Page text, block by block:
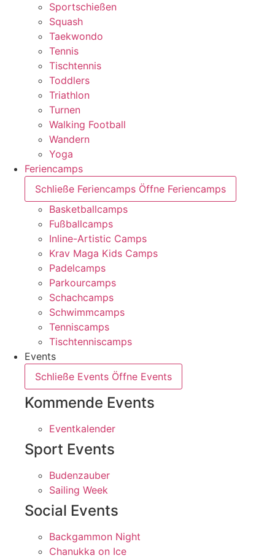
Sportschießen
Squash
Taekwondo
Tennis
Tischtennis
Toddlers
Triathlon
Turnen
Walking Football
Wandern
Yoga
Feriencamps
Schließe Feriencamps Öffne Feriencamps
Basketballcamps
Fußballcamps
Inline-Artistic Camps
Krav Maga Kids Camps
Padelcamps
Parkourcamps
Schachcamps
Schwimmcamps
Tenniscamps
Tischtenniscamps
Events
Schließe Events Öffne Events
Kommende Events
Eventkalender
Sport Events
Budenzauber
Sailing Week
Social Events
Backgammon Night
Chanukka on Ice